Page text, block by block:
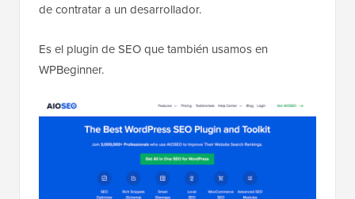
de contratar a un desarrollador.
Es el plugin de SEO que también usamos en
WPBeginner.